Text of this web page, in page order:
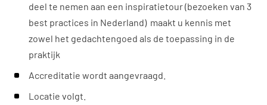
deel te nemen aan een inspiratietour (bezoeken van 3
best practices in Nederland) maakt u kennis met
zowel het gedachtengoed als de toepassing in de
praktijk
Accreditatie wordt aangevraagd.
Locatie volgt.